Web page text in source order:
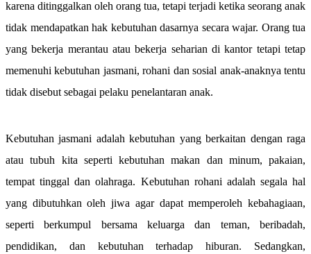
karena ditinggalkan oleh orang tua, tetapi terjadi ketika seorang anak
tidak mendapatkan hak kebutuhan dasarnya secara wajar. Orang tua
yang bekerja merantau atau bekerja seharian di kantor tetapi tetap
memenuhi kebutuhan jasmani, rohani dan sosial anak-anaknya tentu
tidak disebut sebagai pelaku penelantaran anak.
Kebutuhan jasmani adalah kebutuhan yang berkaitan dengan raga
atau tubuh kita seperti kebutuhan makan dan minum, pakaian,
tempat tinggal dan olahraga. Kebutuhan rohani adalah segala hal
yang dibutuhkan oleh jiwa agar dapat memperoleh kebahagiaan,
seperti berkumpul bersama keluarga dan teman, beribadah,
pendidikan, dan kebutuhan terhadap hiburan. Sedangkan,